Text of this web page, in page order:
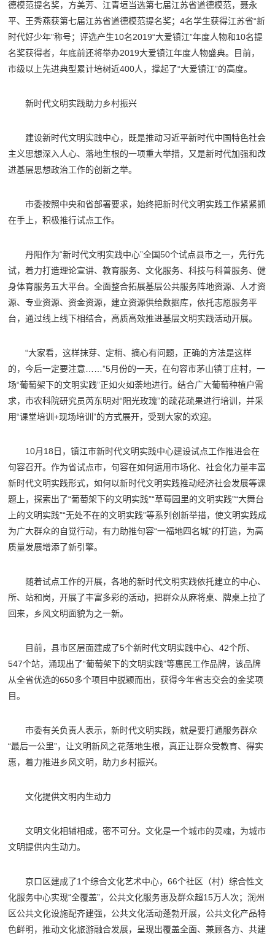
德模范提名奖，方美芳、江青垣当选第七届江苏省道德模范，聂永
平、王秀燕获第七届江苏省道德模范提名奖；4名学生获得江苏省“新
时代好少年”称号；评选产生10名2019“大爱镇江”年度人物和10名提
名奖获得者，年底前还将举办2019大爱镇江年度人物盛典。目前，
市级以上先进典型累计培树近400人，撑起了“大爱镇江”的高度。
新时代文明实践助力乡村振兴
建设新时代文明实践中心，既是推动习近平新时代中国特色社会
主义思想深入人心、落地生根的一项重大举措，又是新时代加强和改
进基层思想政治工作的创新之举。
市委按照中央和省部署要求，始终把新时代文明实践工作紧紧抓
在手上，积极推行试点工作。
丹阳作为“新时代文明实践中心”全国50个试点县市之一，先行先
试，着力打造理论宣讲、教育服务、文化服务、科技与科普服务、健
身体育服务五大平台。全面整合拓展基层公共服务阵地资源、人才资
源、专业资源、资金资源，建立资源供给数据库，依托志愿服务平
台，通过线上线下相结合，高质高效推进基层文明实践活动开展。
“大家看，这样抹芽、定梢、摘心有问题，正确的方法是这样
的，今后一定要注意……”5月份的一天，在句容市茅山镇丁庄村，一
场“葡萄架下的文明实践”正如火如荼地进行。结合广大葡萄种植户需
求，市农科院研究员芮东明对“阳光玫瑰”的疏花疏果进行培训，并采
用“课堂培训+现场培训”的方式展开，受到大家的欢迎。
10月18日，镇江市新时代文明实践中心建设试点工作推进会在
句容召开。作为省试点市，句容在如何运用市场化、社会化力量丰富
新时代文明实践形式，如何以新时代文明实践推动经济社会发展等课
题上，探索出了“葡萄架下的文明实践”“草莓园里的文明实践”“大舞台
上的文明实践”“无处不在的文明实践”等系列创新举措，使文明实践成
为广大群众的自觉行动，有力助推句容“一福地四名城”的打造，为高
质量发展增添了新引擎。
随着试点工作的开展，各地的新时代文明实践依托建立的中心、
所、站和岗，开展了丰富多彩的活动，把群众从麻将桌、牌桌上拉了
回来，乡风文明面貌为之一新。
目前，县市区层面建成了5个新时代文明实践中心、42个所、
547个站，涌现出了“葡萄架下的文明实践”等惠民工作品牌，该品牌
从全省优选的650多个项目中脱颖而出，获得今年省志交会的金奖项
目。
市委有关负责人表示，新时代文明实践，就是要打通服务群众
“最后一公里”，让文明新风之花落地生根，真正让群众受教育、得实
惠，着力推进乡风文明，助力乡村振兴。
文化提供文明内生动力
文明文化相辅相成，密不可分。文化是一个城市的灵魂，为城市
文明提供内生动力。
京口区建成了1个综合文化艺术中心，66个社区（村）综合性文
化服务中心实现“全覆盖”，公共文化服务惠及群众超15万人次；润州
区公共文化设施配齐建强，公共文化活动蓬勃开展，公共文化产品特
色鲜明，推动文化旅游融合发展，呈现出覆盖全面、兼顾各方、共建